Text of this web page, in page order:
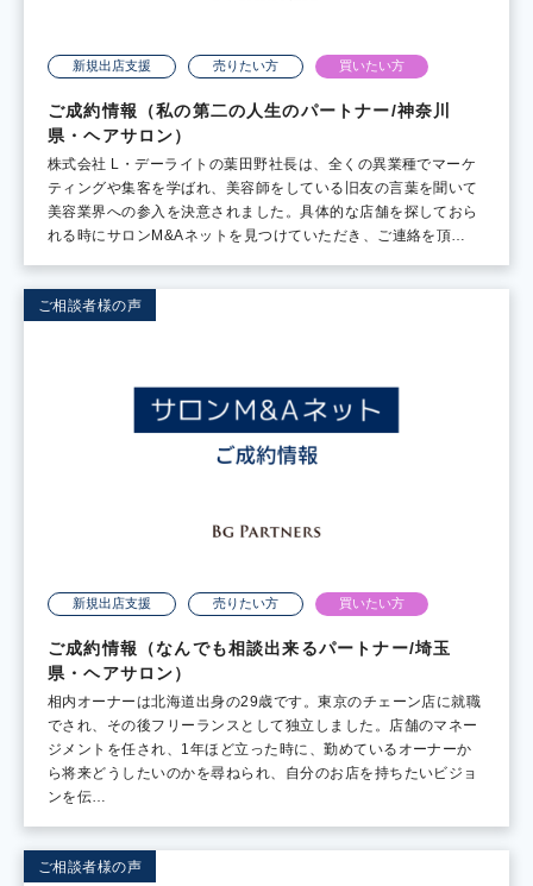
新規出店支援 売りたい方 買いたい方
ご成約情報（私の第二の人生のパートナー/神奈川
県・ヘアサロン）
株式会社 L・デーライトの葉田野社長は、全くの異業種でマーケ
ティングや集客を学ばれ、美容師をしている旧友の言葉を聞いて
美容業界への参入を決意されました。具体的な店舗を探しておら
れる時にサロンM&Aネットを見つけていただき、ご連絡を頂…
ご相談者様の声
新規出店支援 売りたい方 買いたい方
ご成約情報（なんでも相談出来るパートナー/埼玉
県・ヘアサロン）
相内オーナーは北海道出身の29歳です。東京のチェーン店に就職
でされ、その後フリーランスとして独立しました。店舗のマネー
ジメントを任され、1年ほど立った時に、勤めているオーナーか
ら将来どうしたいのかを尋ねられ、自分のお店を持ちたいビジョ
ンを伝…
ご相談者様の声